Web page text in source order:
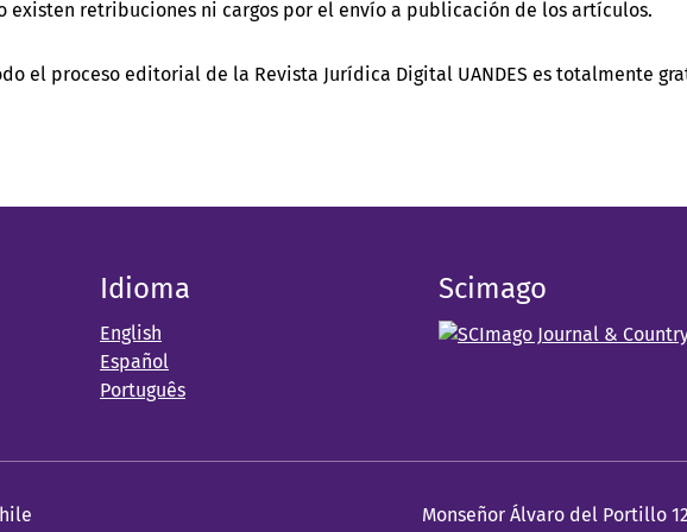
existen retribuciones ni cargos por el envío a publicación de los artículos.
el proceso editorial de la Revista Jurídica Digital UANDES es totalmente
Idioma
English
Español
Português
Scimago
Monseñor Álvaro del Portillo